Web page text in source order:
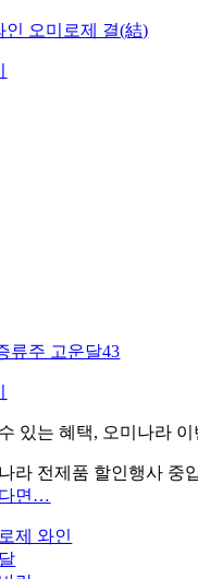
인 오미로제 결(結)
류주 고운달43
있는 혜택, 오미나라 이
라 전제품 할인행사 중
면…
제 와인